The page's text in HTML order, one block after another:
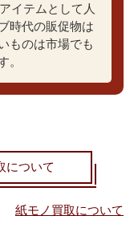
イテムとして人
時代の販促物は
ものは市場でも
。
について
紙モノ買取について